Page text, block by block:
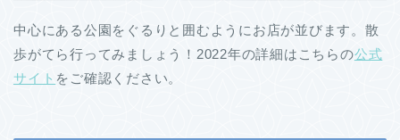
中心にある公園をぐるりと囲むようにお店が並びます。散
歩がてら行ってみましょう！2022年の詳細はこちらの公式
サイト をご確認ください。